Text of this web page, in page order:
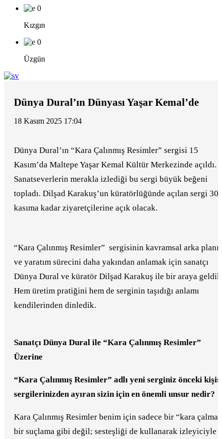
0
Kızgın
0
Üzgün
Dünya Dural’ın Dünyası Yaşar Kemal’de
18 Kasım 2025 17:04
Dünya Dural’ın “Kara Çalınmış Resimler” sergisi 15
Kasım’da Maltepe Yaşar Kemal Kültür Merkezinde açıldı.
Sanatseverlerin merakla izlediği bu sergi büyük beğeni
topladı. Dilşad Karakuş’un küratörlüğünde açılan sergi 30
kasıma kadar ziyaretçilerine açık olacak.
“Kara Çalınmış Resimler” sergisinin kavramsal arka
ve yaratım sürecini daha yakından anlamak için sanatçı
Dünya Dural ve küratör Dilşad Karakuş ile bir araya
Hem üretim pratiğini hem de serginin taşıdığı anlamı
kendilerinden dinledik.
Sanatçı Dünya Dural ile “Kara Çalınmış Resimler”
Üzerine
“Kara Çalınmış Resimler” adlı yeni serginiz önceki
sergilerinizden ayıran sizin için en önemli unsur nedir?
Kara Çalınmış Resimler benim için sadece bir “kara
bir suçlama gibi değil; sesteşliği de kullanarak izleyiciyle